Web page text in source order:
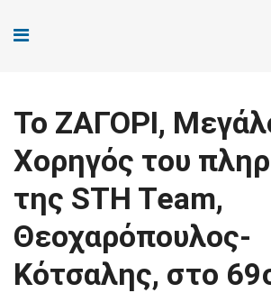
Το ΖΑΓΟΡΙ,
Χορηγός του
της STH Team,
Θεοχαρόπουλος-
Κότσαλης, στο